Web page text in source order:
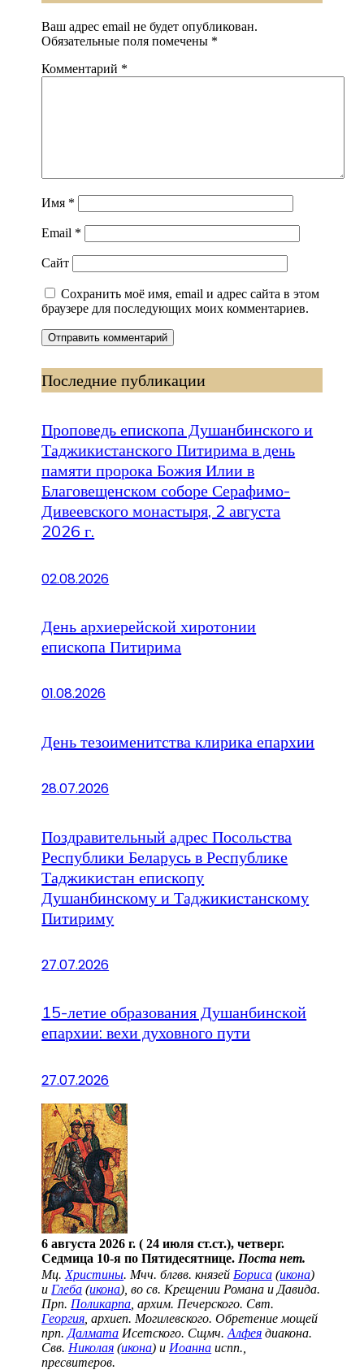
Ваш адрес email не будет опубликован.
Обязательные поля помечены *
Комментарий *
Имя *
Email *
Сайт
Сохранить моё имя, email и адрес сайта в этом
браузере для последующих моих комментариев.
Последние публикации
Проповедь епископа Душанбинского и
Таджикистанского Питирима в день
памяти пророка Божия Илии в
Благовещенском соборе Серафимо-
Дивеевского монастыря, 2 августа
2026 г.
02.08.2026
День архиерейской хиротонии
епископа Питирима
01.08.2026
День тезоименитства клирика епархии
28.07.2026
Поздравительный адрес Посольства
Республики Беларусь в Республике
Таджикистан епископу
Душанбинскому и Таджикистанскому
Питириму
27.07.2026
15-летие образования Душанбинской
епархии: вехи духовного пути
27.07.2026
6 августа 2026 г. ( 24 июля ст.ст.), четверг.
Седмица 10-я по Пятидесятнице. Поста нет.
Мц. Христины. Мчч. блгвв. князей Бориса (икона)
и Глеба (икона), во св. Крещении Романа и Давида.
Прп. Поликарпа , архим. Печерского. Свт.
Георгия , архиеп. Могилевского. Обретение мощей
прп. Далмата Исетского. Сщмч.Алфея диакона.
Свв. Николая (икона) и Иоанна испп.,
пресвитеров.